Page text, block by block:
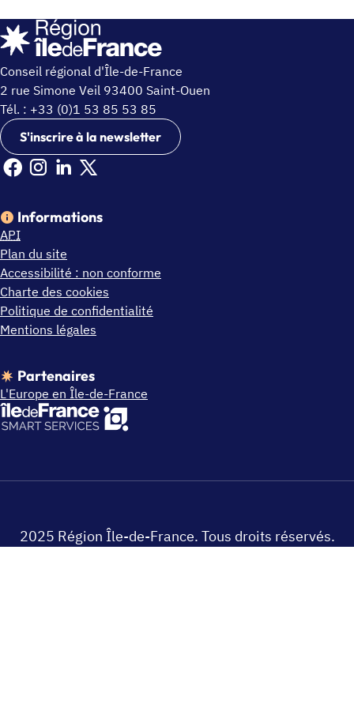
Conseil régional d'Île-de-France
2 rue Simone Veil 93400 Saint-Ouen
Tél. : +33 (0)1 53 85 53 85
S'inscrire à la newsletter
Facebook Ile de France (nouvelle fenêtre)
Instagram Ile de France (nouvelle fenêtre)
Linkedin Ile de France (nouvelle fenêtre)
X Ile de France (nouvelle fenêtre)
Informations
API
Plan du site
Accessibilité : non conforme
Charte des cookies
Politique de confidentialité
Mentions légales
Partenaires
L'Europe en Île-de-France
2025 Région Île-de-France. Tous droits réservés.